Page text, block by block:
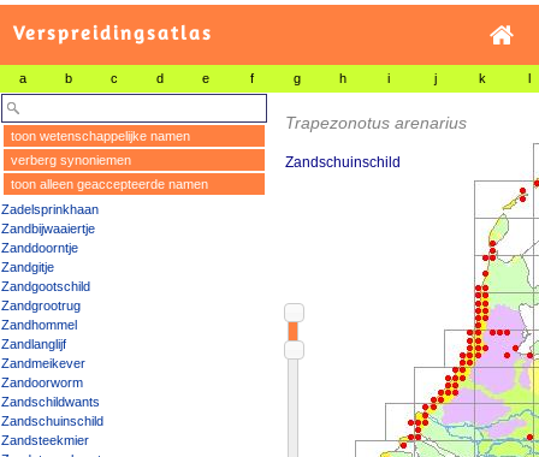
Verspreidingsatlas
a b c d e f g h i j k l
toon wetenschappelijke namen
verberg synoniemen
toon alleen geaccepteerde namen
Zadelsprinkhaan
Zandbijwaaiertje
Zanddoorntje
Zandgitje
Zandgootschild
Zandgrootrug
Zandhommel
Zandlanglijf
Zandmeikever
Zandoorworm
Zandschildwants
Zandschuinschild
Zandsteekmier
Trapezonotus arenarius
Zandschuinschild